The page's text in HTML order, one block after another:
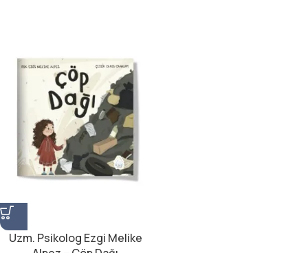
Uzm. Psikolog Ezgi Melike